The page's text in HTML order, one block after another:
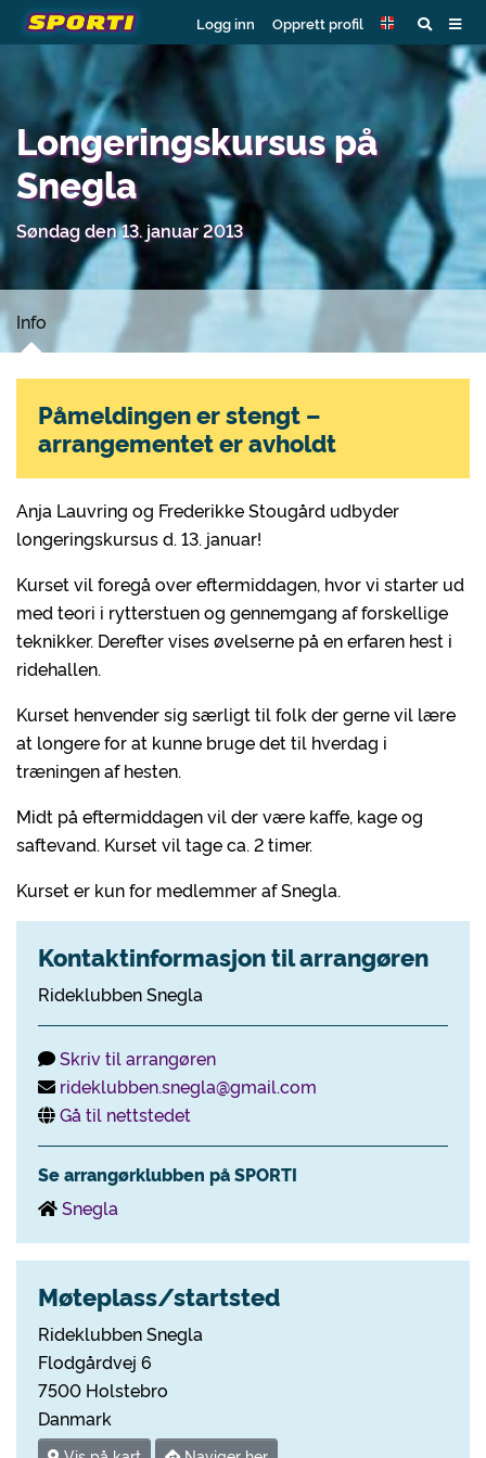
Logg inn Opprett profil
Longeringskursus på
Snegla
Søndag den 13. januar 2013
Info
Anja Lauvring og Frederikke Stougård udbyder
longeringskursus d. 13. januar!
Kurset vil foregå over eftermiddagen, hvor vi starter ud
med teori i rytterstuen og gennemgang af forskellige
teknikker. Derefter vises øvelserne på en erfaren hest i
ridehallen.
Kurset henvender sig særligt til folk der gerne vil lære
at longere for at kunne bruge det til hverdag i
træningen af hesten.
Midt på eftermiddagen vil der være kaffe, kage og
saftevand. Kurset vil tage ca. 2 timer.
Kurset er kun for medlemmer af Snegla.
Kontaktinformasjon til arrangøren
Rideklubben Snegla
Skriv til arrangøren
rideklubben.snegla@gmail.com
Gå til nettstedet
Se arrangørklubben på SPORTI
Snegla
Møteplass/startsted
Rideklubben Snegla
Flodgårdvej 6
7500 Holstebro
Danmark
Påmeldingen er stengt –
arrangementet er avholdt